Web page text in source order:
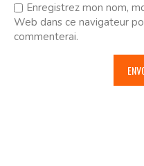
Enregistrez mon nom,
Web dans ce navigateur
commenterai.